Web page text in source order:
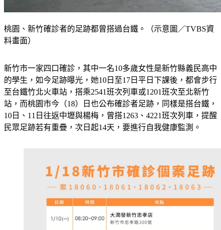
料畫面）
的學生，如今足跡曝光，她10日至17日平日下課後，都會步行
至台鐵竹北火車站，搭乘2541班次列車或1201班次至北新竹
站，而桃園市今（18）日也公布確診者足跡，同樣是搭台鐵，
10日、11日往返中壢與楊梅，曾搭1263、4221班次列車，提醒
民眾足跡若有重疊，次日起14天，要進行自我健康監測。